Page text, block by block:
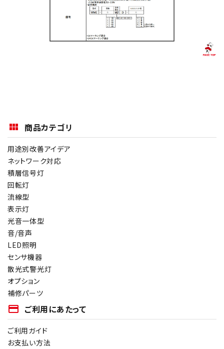
商品カテゴリ
用途別改善アイデア
ネットワーク対応
積層信号灯
回転灯
流線型
表示灯
光音一体型
音/音声
LED照明
センサ機器
散光式警光灯
オプション
補修パーツ
payment ご利用にあたって
ご利用ガイド
お支払い方法